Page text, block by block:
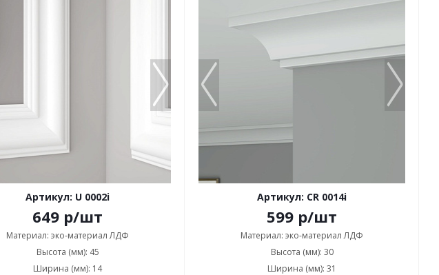
Артикул: U 0002i
649 р/шт
Материал: эко-материал ЛДФ
Высота (мм): 45
Ширина (мм): 14
Артикул: CR 0014i
599 р/шт
Материал: эко-материал ЛДФ
Высота (мм): 30
Ширина (мм): 31